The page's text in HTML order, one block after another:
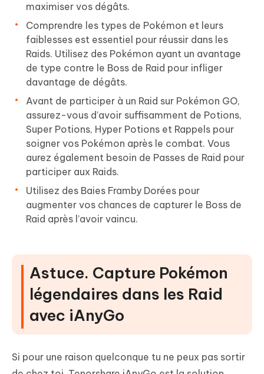
maximiser vos dégâts.
Comprendre les types de Pokémon et leurs
faiblesses est essentiel pour réussir dans les
Raids. Utilisez des Pokémon ayant un avantage
de type contre le Boss de Raid pour infliger
davantage de dégâts.
Avant de participer à un Raid sur Pokémon GO,
assurez-vous d’avoir suffisamment de Potions,
Super Potions, Hyper Potions et Rappels pour
soigner vos Pokémon après le combat. Vous
aurez également besoin de Passes de Raid pour
participer aux Raids.
Utilisez des Baies Framby Dorées pour
augmenter vos chances de capturer le Boss de
Raid après l’avoir vaincu.
Astuce. Capture Pokémon
légendaires dans les Raid
avec iAnyGo
Si pour une raison quelconque tu ne peux pas sortir